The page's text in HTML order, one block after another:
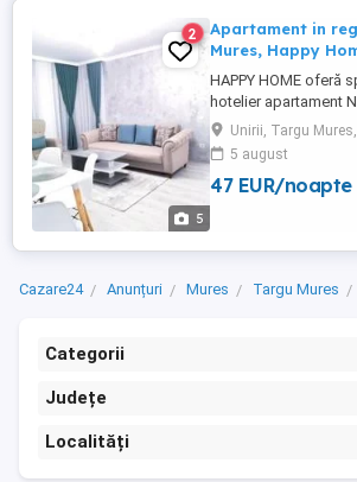
5
2
Apartament in
Mures, Happy
HAPPY HOME oferă
hotelier apartament
în suprafață de 60
complex rezidential
liniștită (lângă clinica
Apartamentul
Unirii, Targu
5 august
47 EUR/noapte
Cazare24 Anunțuri Mures Targu Mures
Categorii
Județe
Localități